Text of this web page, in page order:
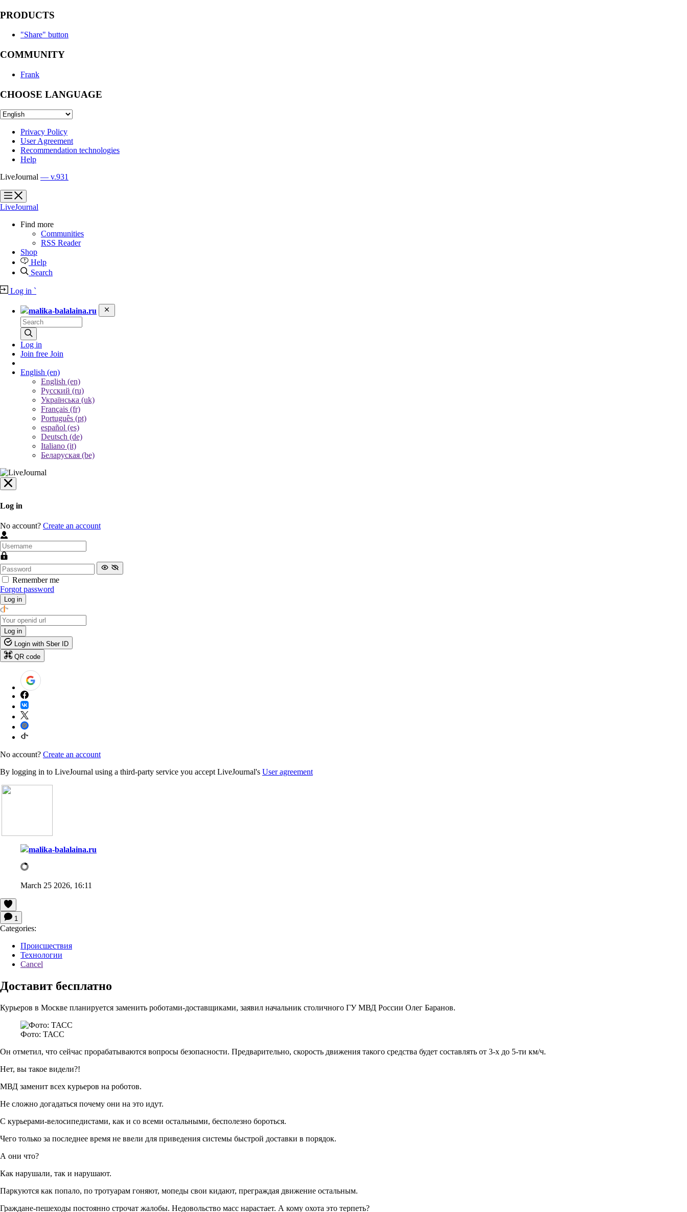
PRODUCTS
"Share" button
COMMUNITY
Frank
CHOOSE LANGUAGE
Privacy Policy
User Agreement
Recommendation technologies
Help
LiveJournal — v.931
?
?
LiveJournal
Find more
Communities
RSS Reader
Shop
Help
Search
Log in `
malika-balalaina.ru
Log in
Join free Join
English (en)
English (en)
Русский (ru)
Українська (uk)
Français (fr)
Português (pt)
español (es)
Deutsch (de)
Italiano (it)
Беларуская (be)
Log in
No account? Create an account
Remember me
Forgot password
Log in
Log in
Login with Sber ID
QR code
No account? Create an account
By logging in to LiveJournal using a third-party service you accept LiveJournal's User agreement
malika-balalaina.ru
March 25 2026, 16:11
1
Categories:
Происшествия
Технологии
Cancel
Доставит бесплатно
Курьеров в Москве планируется заменить роботами-доставщиками, заявил начальник столичного ГУ МВД России Олег Баранов.
Фото: ТАСС
Он отметил, что сейчас прорабатываются вопросы безопасности. Предварительно, скорость движения такого средства будет составлять от 3-х до 5-ти км/ч.
Нет, вы такое видели?!
МВД заменит всех курьеров на роботов.
Не сложно догадаться почему они на это идут.
С курьерами-велосипедистами, как и со всеми остальными, бесполезно бороться.
Чего только за последнее время не ввели для приведения системы быстрой доставки в порядок.
А они что?
Как нарушали, так и нарушают.
Паркуются как попало, по тротуарам гоняют, мопеды свои кидают, преграждая движение остальным.
Граждане-пешеходы постоянно строчат жалобы. Недовольство масс нарастает. А кому охота это терпеть?